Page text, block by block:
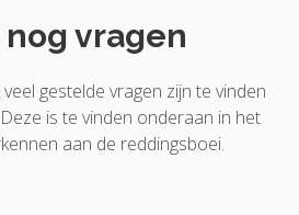
nog vragen
gestelde vragen zijn te vinden
is te vinden onderaan in het
aan de reddingsboei.